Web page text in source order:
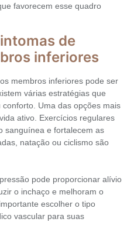
favorecem esse quadro
de
inferiores
membros inferiores pode ser
várias estratégias que
Uma das opções mais
ativo. Exercícios regulares
sanguínea e fortalecem as
natação ou ciclismo são
pode proporcionar alívio
o inchaço e melhoram o
escolher o tipo
vascular para suas